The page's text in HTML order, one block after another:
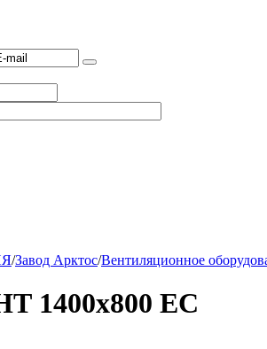
/Завод Арктос/Вентиляционное
1400x800 EC